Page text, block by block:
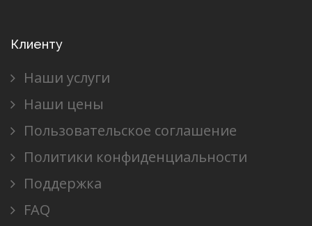
Клиенту
Наши услуги
Наши цены
Пользовательское соглашение
Политики конфиденциальности
Поддержка
FAQ